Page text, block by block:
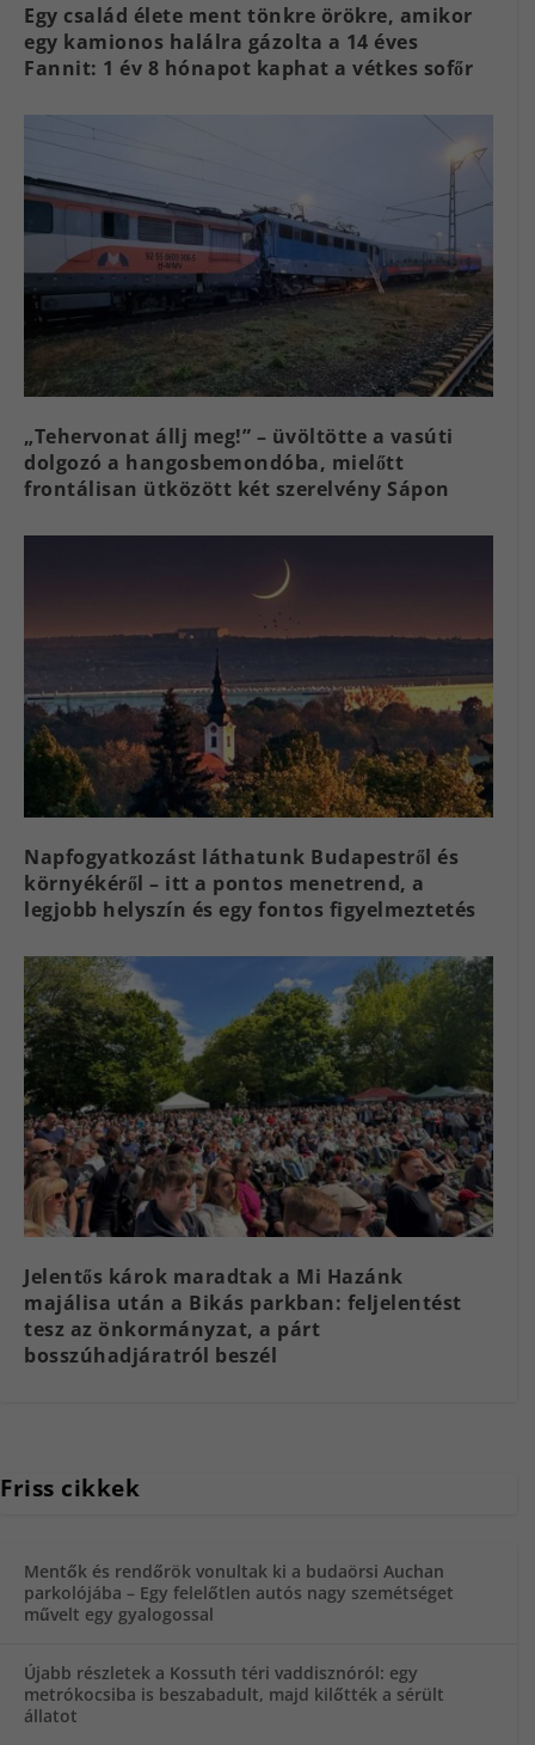
Egy család élete ment tönkre örökre, amikor
egy kamionos halálra gázolta a 14 éves
Fannit: 1 év 8 hónapot kaphat a vétkes sofőr
„Tehervonat állj meg!” – üvöltötte a vasúti
dolgozó a hangosbemondóba, mielőtt
frontálisan ütközött két szerelvény Sápon
Napfogyatkozást láthatunk Budapestről és
környékéről – itt a pontos menetrend, a
legjobb helyszín és egy fontos figyelmeztetés
Jelentős károk maradtak a Mi Hazánk
majálisa után a Bikás parkban: feljelentést
tesz az önkormányzat, a párt
bosszúhadjáratról beszél
Friss cikkek
Mentők és rendőrök vonultak ki a budaörsi Auchan
parkolójába – Egy felelőtlen autós nagy szemétséget
művelt egy gyalogossal
Újabb részletek a Kossuth téri vaddisznóról: egy
metrókocsiba is beszabadult, majd kilőtték a sérült
állatot